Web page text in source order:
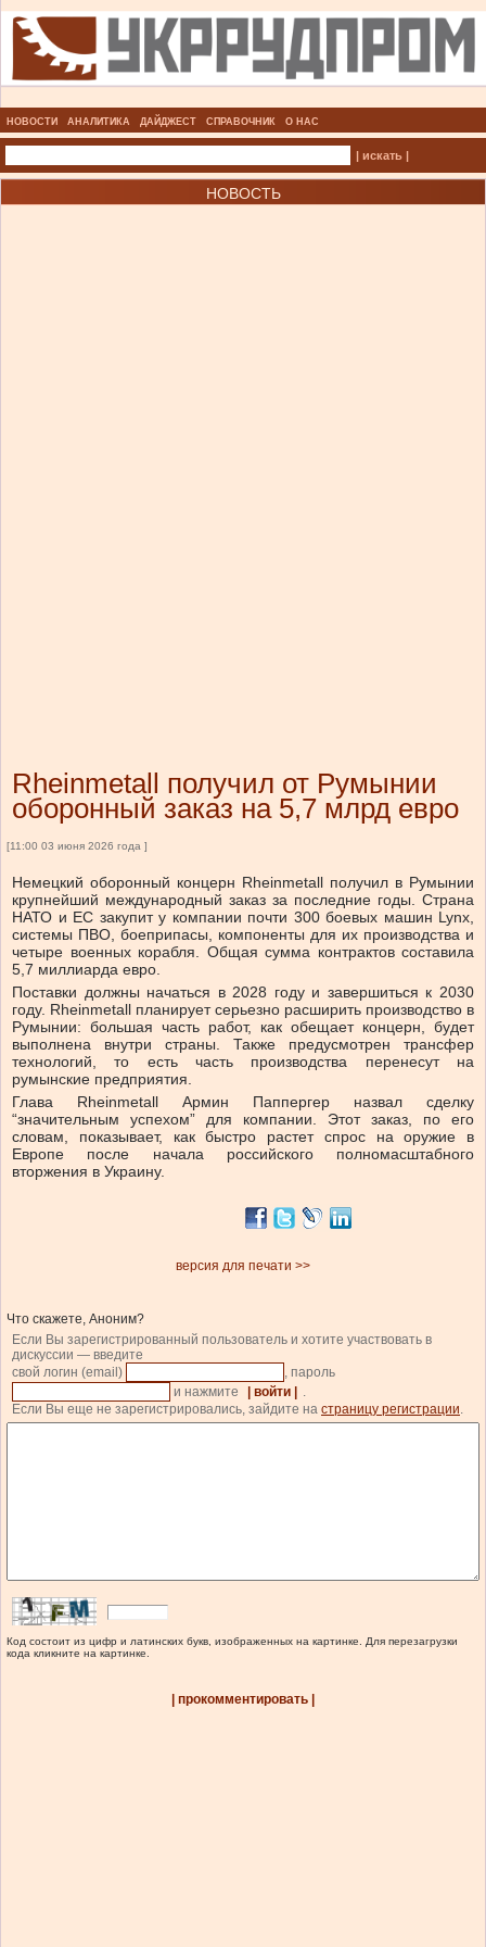
НОВОСТИ АНАЛИТИКА ДАЙДЖЕСТ СПРАВОЧНИК О НАС
| искать |
НОВОСТЬ
Rheinmetall получил от Румынии
оборонный заказ на 5,7 млрд евро
[11:00 03 июня 2026 года ]
Немецкий оборонный концерн Rheinmetall получил в Румынии
крупнейший международный заказ за последние годы. Страна
НАТО и ЕС закупит у компании почти 300 боевых машин Lynx,
системы ПВО, боеприпасы, компоненты для их производства и
четыре военных корабля. Общая сумма контрактов составила
5,7 миллиарда евро.
Поставки должны начаться в 2028 году и завершиться к 2030
году. Rheinmetall планирует серьезно расширить производство в
Румынии: большая часть работ, как обещает концерн, будет
выполнена внутри страны. Также предусмотрен трансфер
технологий, то есть часть производства перенесут на
румынские предприятия.
Глава Rheinmetall Армин Паппергер назвал сделку
“значительным успехом” для компании. Этот заказ, по его
словам, показывает, как быстро растет спрос на оружие в
Европе после начала российского полномасштабного
вторжения в Украину.
версия для печати >>
Что скажете, Аноним?
Если Вы зарегистрированный пользователь и хотите участвовать в
дискуссии — введите
свой логин (email)
, пароль
и нажмите
| войти |
.
Если Вы еще не зарегистрировались, зайдите на страницу регистрации.
Код состоит из цифр и латинских букв, изображенных на картинке. Для перезагрузки
кода кликните на картинке.
| прокомментировать |